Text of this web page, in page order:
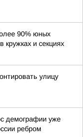
90% юных
кружках и секциях
улицу
демографии уже
ребром